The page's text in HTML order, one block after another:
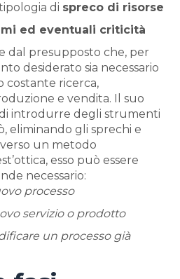
di spreco di risorse
ed eventuali criticità
dal presupposto che, per
desiderato sia necessario
costante ricerca,
e vendita. Il suo
introdurre degli strumenti
eliminando gli sprechi e
un metodo
esso può essere
necessario:
processo
servizio o prodotto
un processo già